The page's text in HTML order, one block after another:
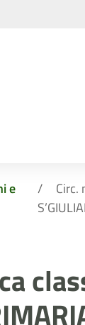
e
Circ.